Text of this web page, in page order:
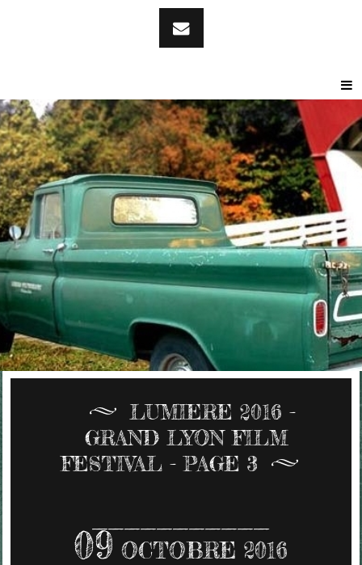
LUMIERE 2016 -
GRAND LYON FILM
FESTIVAL - PAGE 3
09 OCTOBRE 2016